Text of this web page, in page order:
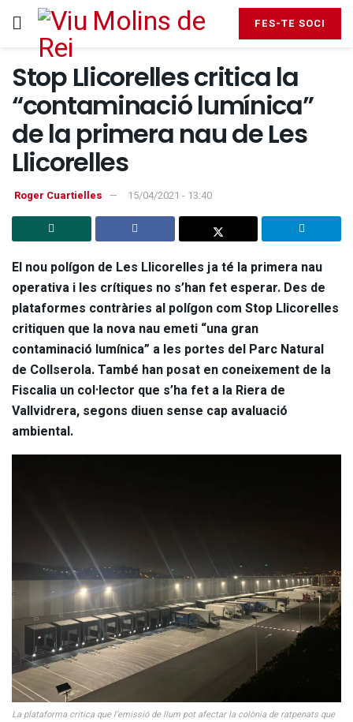
FES-TE SOCI
Stop Llicorelles critica la
“contaminació lumínica”
de la primera nau de Les
Llicorelles
Roger Cuartielles 15/04/2021 - 13:40
El nou polígon de Les Llicorelles ja té la primera nau
operativa i les crítiques no s’han fet esperar. Des de
plataformes contràries al polígon com Stop Llicorelles
critiquen que la nova nau emeti “una gran
contaminació lumínica” a les portes del Parc Natural
de Collserola.També han posat en coneixement de la
Fiscalia un col·lector que s’ha fet a la Riera de
Vallvidrera, segons diuen sense cap avaluació
ambiental.
La plataforma critica que l’emissió de llum pot afectar la colònia de ratpenats que